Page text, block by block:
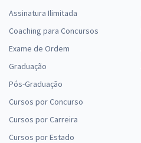
Assinatura Ilimitada
Coaching para Concursos
Exame de Ordem
Graduação
Pós-Graduação
Cursos por Concurso
Cursos por Carreira
Cursos por Estado